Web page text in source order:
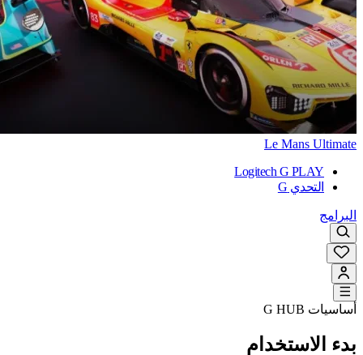
Le Mans Ultimate
Logitech G PLAY
التحدي G
البرامج
أساسيات G HUB
بدء الاستخدام